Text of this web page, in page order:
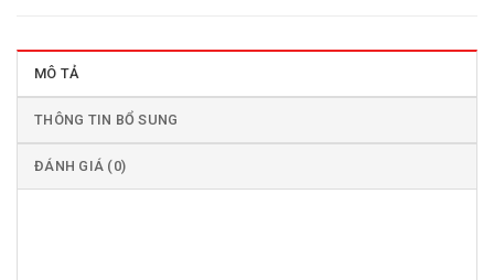
MÔ TẢ
THÔNG TIN BỔ SUNG
ĐÁNH GIÁ (0)